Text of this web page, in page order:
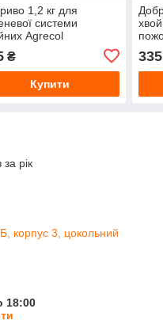
1,2 кг для
системи
Agrecol
₴
Купити
335
рік
корпус 3, цокольний
18:00